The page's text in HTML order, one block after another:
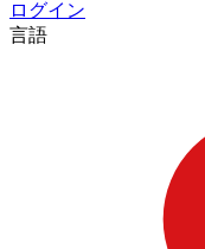
ログイン
言語